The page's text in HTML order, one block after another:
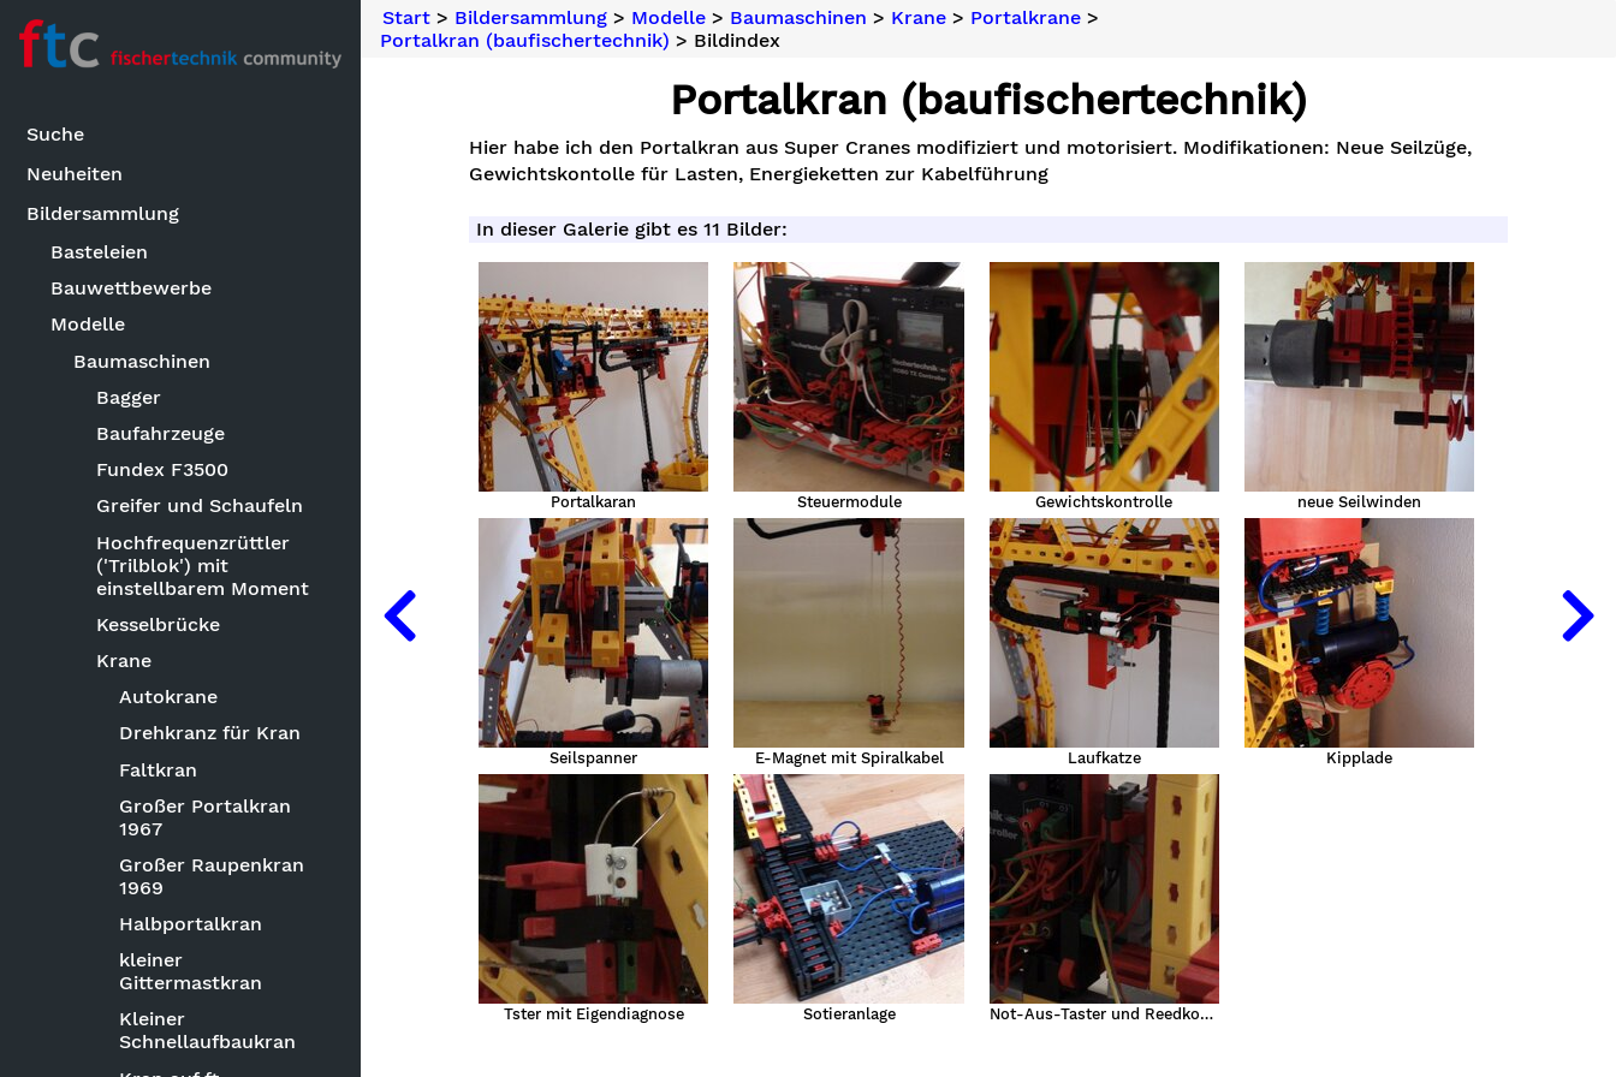
Suche
Neuheiten
Bildersammlung
Basteleien
Bauwettbewerbe
Modelle
Baumaschinen
Bagger
Baufahrzeuge
Fundex F3500
Greifer und Schaufeln
Hochfrequenzrüttler
('Trilblok') mit
einstellbarem Moment
Kesselbrücke
Krane
Autokrane
Drehkranz für Kran
Faltkran
Großer Portalkran
1967
Großer Raupenkran
1969
Halbportalkran
kleiner
Gittermastkran
Kleiner
Schnellaufbaukran
Start> Bildersammlung> Modelle> Baumaschinen > Krane> Portalkrane>
Portalkran (baufischertechnik) > Bildindex
Portalkran (baufischertechnik)
Hier habe ich den Portalkran aus Super Cranes modifiziert und motorisiert. Modifikationen: Neue Seilzüge,
Gewichtskontolle für Lasten, Energieketten zur Kabelführung
In dieser Galerie gibt es 11 Bilder:
Portalkaran Steuermodule Gewichtskontrolle neue Seilwinden
Seilspanner E-Magnet mit Spiralkabel Laufkatze Kipplade
Tster mit Eigendiagnose Sotieranlage Not-Aus-Taster und Reedkontakt